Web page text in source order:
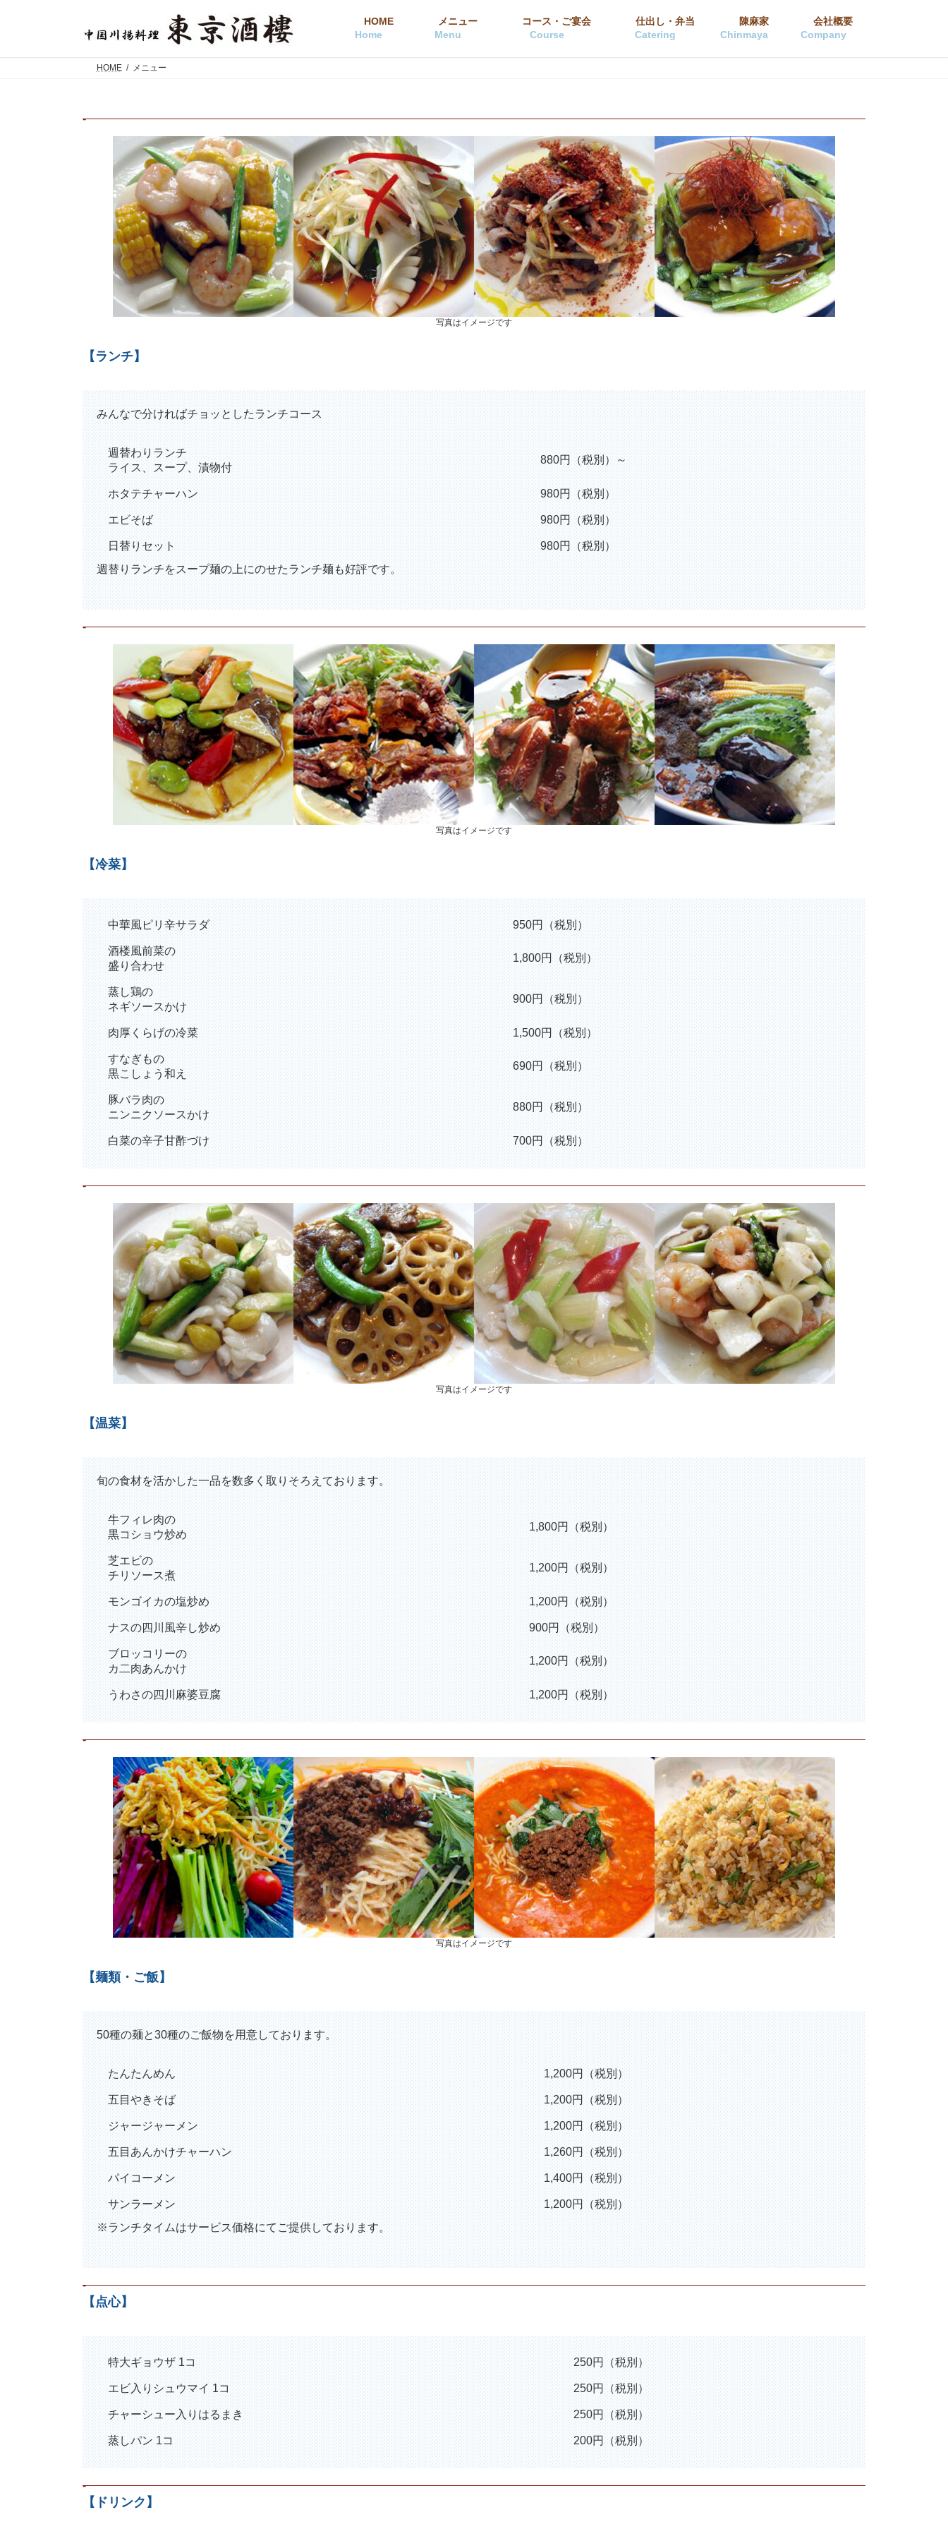
HOME
Home
メニュー
Menu
コース・ご宴会
Course
仕出し・弁当
Catering
陳麻家
Chinmaya
会社概要
Company
HOME メニュー
-
写真はイメージです
【ランチ】
みんなで分ければチョッとしたランチコース
週替わりランチ
ライス、スープ、漬物付
880円（税別）～
ホタテチャーハン 980円（税別）
エビそば 980円（税別）
日替りセット
980円（税別）
週替りランチをスープ麺の上にのせたランチ麺も好評です。
-
写真はイメージです
【冷菜】
中華風ピリ辛サラダ 950円（税別）
酒楼風前菜の
盛り合わせ
1,800円（税別）
蒸し鶏の
ネギソースかけ
900円（税別）
肉厚くらげの冷菜 1,500円（税別）
すなぎもの
黒こしょう和え
690円（税別）
豚バラ肉の
ニンニクソースかけ
880円（税別）
白菜の辛子甘酢づけ 700円（税別）
-
写真はイメージです
【温菜】
旬の食材を活かした一品を数多く取りそろえております。
牛フィレ肉の
黒コショウ炒め
1,800円（税別）
芝エビの
チリソース煮
1,200円（税別）
モンゴイカの塩炒め 1,200円（税別）
ナスの四川風辛し炒め 900円（税別）
ブロッコリーの
カ二肉あんかけ
1,200円（税別）
うわさの四川麻婆豆腐 1,200円（税別）
-
写真はイメージです
【麺類・ご飯】
50種の麺と30種のご飯物を用意しております。
たんたんめん 1,200円（税別）
五目やきそば 1,200円（税別）
ジャージャーメン 1,200円（税別）
五目あんかけチャーハン 1,260円（税別）
パイコーメン 1,400円（税別）
サンラーメン
1,200円（税別）
※ランチタイムはサービス価格にてご提供しております。
-
【点心】
特大ギョウザ 1コ 250円（税別）
エビ入りシュウマイ 1コ 250円（税別）
チャーシュー入りはるまき 250円（税別）
蒸しパン 1コ 200円（税別）
-
【ドリンク】